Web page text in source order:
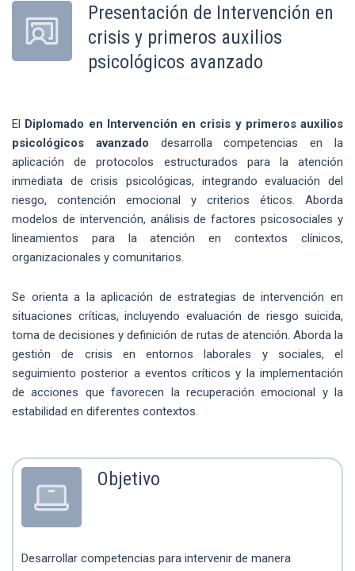
Presentación de Intervención en
crisis y primeros auxilios
psicológicos avanzado
El Diplomado en Intervención en crisis y primeros auxilios
psicológicos avanzado desarrolla competencias en la
aplicación de protocolos estructurados para la atención
inmediata de crisis psicológicas, integrando evaluación del
riesgo, contención emocional y criterios éticos. Aborda
modelos de intervención, análisis de factores psicosociales y
lineamientos para la atención en contextos clínicos,
organizacionales y comunitarios.
Se orienta a la aplicación de estrategias de intervención en
situaciones críticas, incluyendo evaluación de riesgo suicida,
toma de decisiones y definición de rutas de atención. Aborda la
gestión de crisis en entornos laborales y sociales, el
seguimiento posterior a eventos críticos y la implementación
de acciones que favorecen la recuperación emocional y la
estabilidad en diferentes contextos.
Objetivo
Desarrollar competencias para intervenir de manera